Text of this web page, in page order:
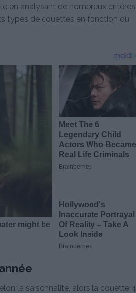
en analysant de nombreux critères
types de couettes en fonction du
la saisonnalité, alors la couette 4